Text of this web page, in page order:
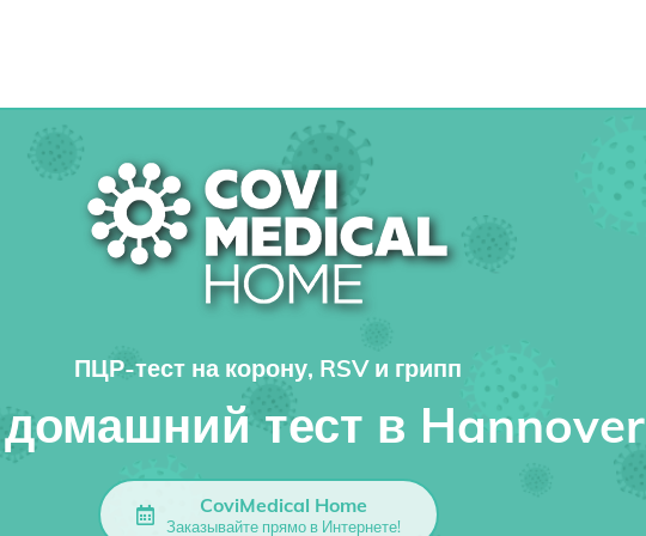
ПЦР-тест на корону, RSV и грипп
тест в Hannover
CoviMedical Home
Заказывайте прямо в Интернете!